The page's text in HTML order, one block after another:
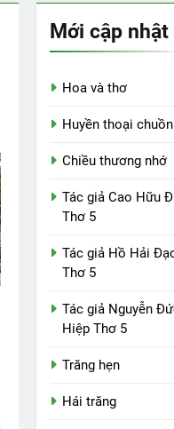
Mới cập nhật
Hoa và thơ
Huyền thoại
Chiều thương nhớ
Tác giả Cao Hữu
Thơ 5
Tác giả Hồ Hải
Thơ 5
Tác giả Nguyễn
Hiệp Thơ 5
Trăng hẹn
Hái trăng